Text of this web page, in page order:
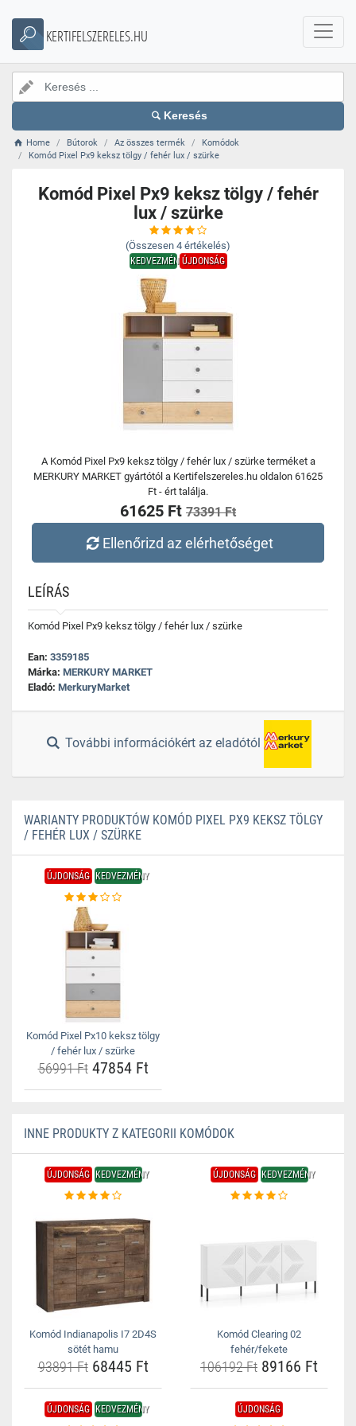
KERTIFELSZERELES.HU
Keresés
Home Bútorok Az összes termék
Komódok
Komód Pixel Px9 keksz tölgy / fehér lux / szürke
Komód Pixel Px9 keksz tölgy / fehér
lux / szürke
(Összesen 4 értékelés)
KEDVEZMÉNYÚJDONSÁG
A Komód Pixel Px9 keksz tölgy / fehér lux / szürke terméket a
MERKURY MARKET gyártótól a Kertifelszereles.hu oldalon 61625
Ft - ért találja.
61625 Ft 73391 Ft
Ellenőrizd az elérhetőséget
LEÍRÁS
Komód Pixel Px9 keksz tölgy / fehér lux / szürke
Ean: 3359185
Márka: MERKURY MARKET
Eladó: MerkuryMarket
További információkért az eladótól
WARIANTY PRODUKTÓW KOMÓD PIXEL PX9 KEKSZ TÖLGY
/ FEHÉR LUX / SZÜRKE
ÚJDONSÁG KEDVEZMÉNY
Komód Pixel Px10 keksz tölgy
/ fehér lux / szürke
56991 Ft47854 Ft
INNE PRODUKTY Z KATEGORII KOMÓDOK
ÚJDONSÁG KEDVEZMÉNY
Komód Indianapolis I7 2D4S
sötét hamu
93891 Ft68445 Ft
ÚJDONSÁG KEDVEZMÉNY
Komód Clearing 02
fehér/fekete
106192 Ft 89166 Ft
ÚJDONSÁG KEDVEZMÉNY ÚJDONSÁG